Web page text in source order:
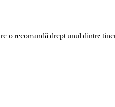
o recomandă drept unul dintre